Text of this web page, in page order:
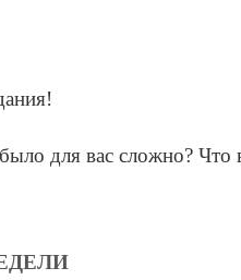
для вас сложно? Что